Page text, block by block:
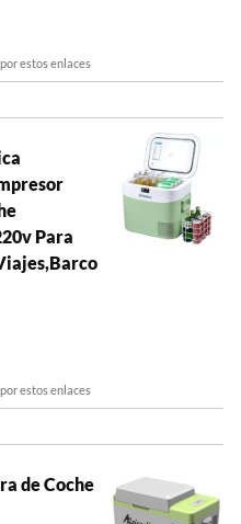
estos enlaces
Para
estos enlaces
de Coche